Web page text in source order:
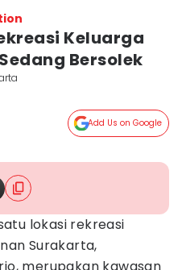
Keluarga
Bersolek
Add Us on Google
lokasi rekreasi
Surakarta,